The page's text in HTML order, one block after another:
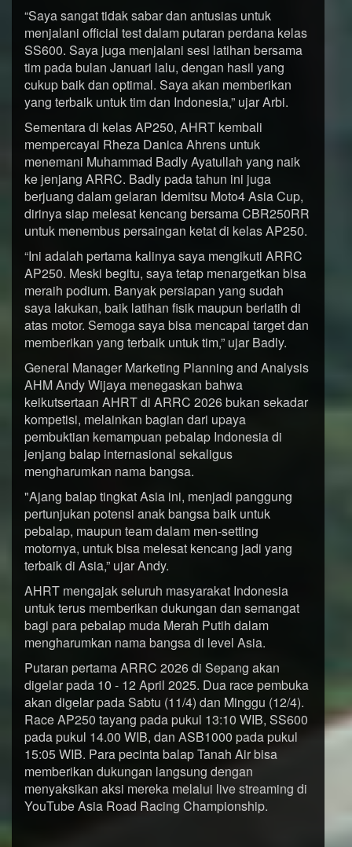
“Saya sangat tidak sabar dan antusias untuk
menjalani official test dalam putaran perdana kelas
SS600. Saya juga menjalani sesi latihan bersama
tim pada bulan Januari lalu, dengan hasil yang
cukup baik dan optimal. Saya akan memberikan
yang terbaik untuk tim dan Indonesia,” ujar Arbi.
Sementara di kelas AP250, AHRT kembali
mempercayai Rheza Danica Ahrens untuk
menemani Muhammad Badly Ayatullah yang naik
ke jenjang ARRC. Badly pada tahun ini juga
berjuang dalam gelaran Idemitsu Moto4 Asia Cup,
dirinya siap melesat kencang bersama CBR250RR
untuk menembus persaingan ketat di kelas AP250.
“Ini adalah pertama kalinya saya mengikuti ARRC
AP250. Meski begitu, saya tetap menargetkan bisa
meraih podium. Banyak persiapan yang sudah
saya lakukan, baik latihan fisik maupun berlatih di
atas motor. Semoga saya bisa mencapai target dan
memberikan yang terbaik untuk tim,” ujar Badly.
General Manager Marketing Planning and Analysis
AHM Andy Wijaya menegaskan bahwa
keikutsertaan AHRT di ARRC 2026 bukan sekadar
kompetisi, melainkan bagian dari upaya
pembuktian kemampuan pebalap Indonesia di
jenjang balap internasional sekaligus
mengharumkan nama bangsa.
"Ajang balap tingkat Asia ini, menjadi panggung
pertunjukan potensi anak bangsa baik untuk
pebalap, maupun team dalam men-setting
motornya, untuk bisa melesat kencang jadi yang
terbaik di Asia,” ujar Andy.
AHRT mengajak seluruh masyarakat Indonesia
untuk terus memberikan dukungan dan semangat
bagi para pebalap muda Merah Putih dalam
mengharumkan nama bangsa di level Asia.
Putaran pertama ARRC 2026 di Sepang akan
digelar pada 10 - 12 April 2025. Dua race pembuka
akan digelar pada Sabtu (11/4) dan Minggu (12/4).
Race AP250 tayang pada pukul 13:10 WIB, SS600
pada pukul 14.00 WIB, dan ASB1000 pada pukul
15:05 WIB. Para pecinta balap Tanah Air bisa
memberikan dukungan langsung dengan
menyaksikan aksi mereka melalui live streaming di
YouTube Asia Road Racing Championship.